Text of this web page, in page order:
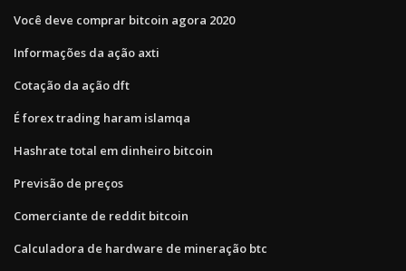
Você deve comprar bitcoin agora 2020
Informações da ação axti
Cotação da ação dft
É forex trading haram islamqa
Hashrate total em dinheiro bitcoin
Previsão de preços
Comerciante de reddit bitcoin
Calculadora de hardware de mineração btc